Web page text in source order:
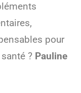
pour
? Pauline